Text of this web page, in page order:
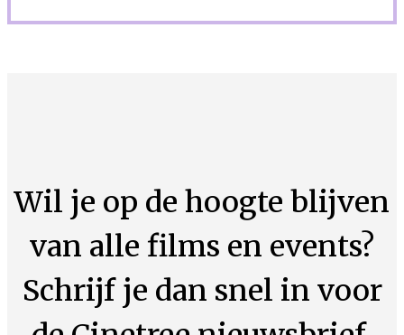
Wil je op de hoogte blijven
van alle films en events?
Schrijf je dan snel in voor